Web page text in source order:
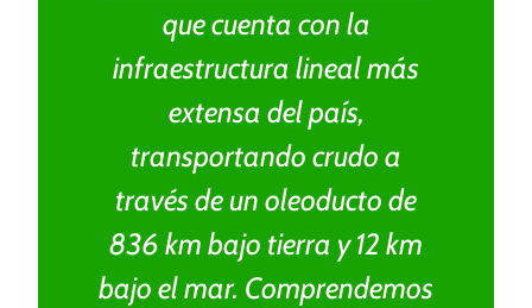
que cuenta con la
infraestructura lineal más
extensa del país,
transportando crudo a
través de un oleoducto de
836 km bajo tierra y 12 km
bajo el mar. Comprendemos